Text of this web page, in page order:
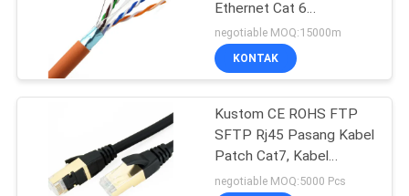
Ethernet Cat 6
Terlindung CU CCA
Copper
negotiable MOQ:15000m
KONTAK
Kustom CE ROHS FTP
SFTP Rj45 Pasang Kabel
Patch Cat7, Kabel
Ethernet Cat 7 1000ft
negotiable MOQ:5000 Pcs